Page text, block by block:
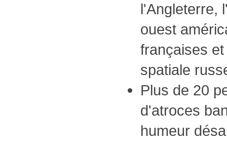
l'Angleterre,
ouest
françaises
spatiale
Plus de 20
d'atroces
humeur